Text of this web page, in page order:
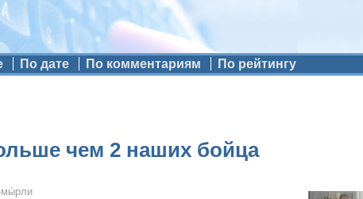
По дате По комментариям По рейтингу
чем 2 наших бойца